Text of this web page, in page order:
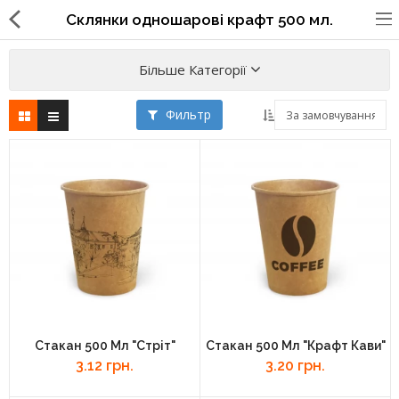
Склянки одношарові крафт 500 мл.
Більше Категорії
Фильтр
Стакан 500 Мл "Стріт"
3.12 грн.
Стакан 500 Мл "Крафт Кави"
3.20 грн.
Склянки, кришки, тримачі,
трубочки
Упаковка для суші
Паперові пакети та куточки
Коробки для кондитерських